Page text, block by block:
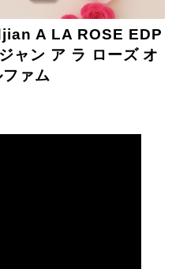
A LA ROSE EDP
ャン ア ラ ローズ オ
ァム